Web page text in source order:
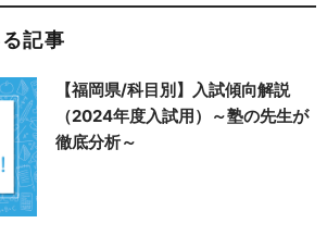
記事
【福岡県/科目別】入試傾向解説
（2024年度入試用）～塾の先生が
徹底分析～